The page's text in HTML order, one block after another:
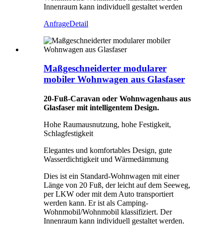
Innenraum kann individuell gestaltet werden
AnfrageDetail
Maßgeschneiderter modularer
mobiler Wohnwagen aus Glasfaser
20-Fuß-Caravan oder Wohnwagenhaus aus
Glasfaser mit intelligentem Design.
Hohe Raumausnutzung, hohe Festigkeit,
Schlagfestigkeit
Elegantes und komfortables Design, gute
Wasserdichtigkeit und Wärmedämmung
Dies ist ein Standard-Wohnwagen mit einer
Länge von 20 Fuß, der leicht auf dem Seeweg,
per LKW oder mit dem Auto transportiert
werden kann. Er ist als Camping-
Wohnmobil/Wohnmobil klassifiziert. Der
Innenraum kann individuell gestaltet werden.